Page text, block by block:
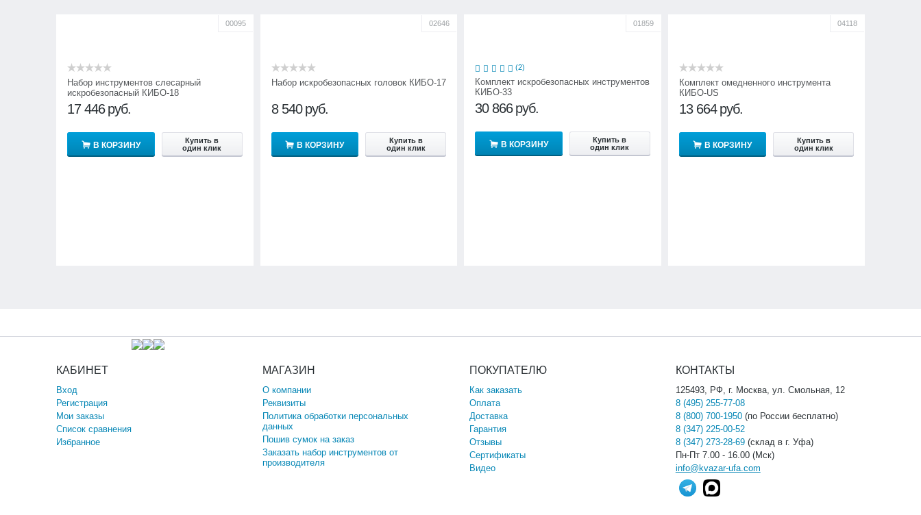
00095
Набор инструментов слесарный
искробезопасный КИБО-18
17 446 руб.
В КОРЗИНУ
Купить в
один клик
02646
Набор искробезопасных головок КИБО-17
8 540 руб.
В КОРЗИНУ
Купить в
один клик
01859
(2)
Комплект искробезопасных инструментов
КИБО-33
30 866 руб.
В КОРЗИНУ
Купить в
один клик
04118
Комплект омедненного инструмента
КИБО-US
13 664 руб.
В КОРЗИНУ
Купить в
один клик
КАБИНЕТ
Вход
Регистрация
Мои заказы
Список сравнения
Избранное
МАГАЗИН
О компании
Реквизиты
Политика обработки персональных
данных
Пошив сумок на заказ
Заказать набор инструментов от
производителя
ПОКУПАТЕЛЮ
Как заказать
Оплата
Доставка
Гарантия
Отзывы
Сертификаты
Видео
КОНТАКТЫ
125493, РФ, г. Москва, ул. Смольная, 12
8 (495) 255-77-08
8 (800) 700-1950(по России бесплатно)
8 (347) 225-00-52
8 (347) 273-28-69(склад в г. Уфа)
Пн-Пт 7.00 - 16.00 (Мск)
info@kvazar-ufa.com